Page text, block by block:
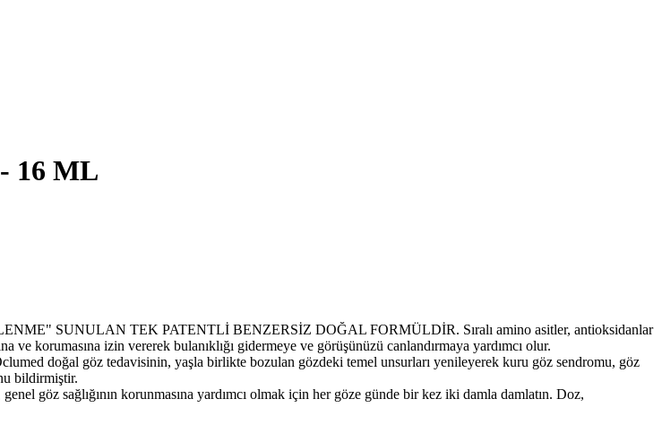
16 ML
SUNULAN TEK PATENTLİ BENZERSİZ DOĞAL FORMÜLDİR. Sıralı amino asitler, antioksidanlar
korumasına izin vererek bulanıklığı gidermeye ve görüşünüzü canlandırmaya yardımcı olur.
doğal göz tedavisinin, yaşla birlikte bozulan gözdeki temel unsurları yenileyerek kuru göz sendromu, göz
bildirmiştir.
sağlığının korunmasına yardımcı olmak için her göze günde bir kez iki damla damlatın. Doz,